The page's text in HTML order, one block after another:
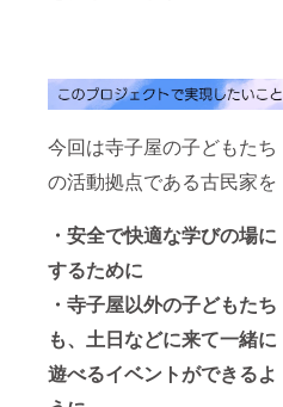
今回は寺子屋の子どもたち
の活動拠点である古民家を
・安全で快適な学びの場に
するために
・寺子屋以外の子どもたち
も、土日などに来て一緒に
遊べるイベントができるよ